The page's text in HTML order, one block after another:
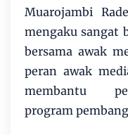
Muarojambi
mengaku sangat
bersama awak
peran awak
membantu
program